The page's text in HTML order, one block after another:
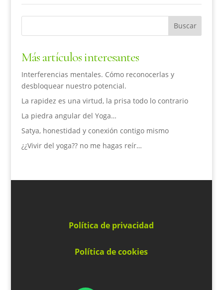
Más artículos interesantes
Interferencias mentales. Cómo reconocerlas y
desbloquear nuestro potencial.
La rapidez es una virtud, la prisa todo lo contrario
La piedra angular del Yoga…
Satya, honestidad y conexión contigo mismo
¿¿Vivir del yoga?? no me hagas reír…
Política de privacidad
Política de cookies